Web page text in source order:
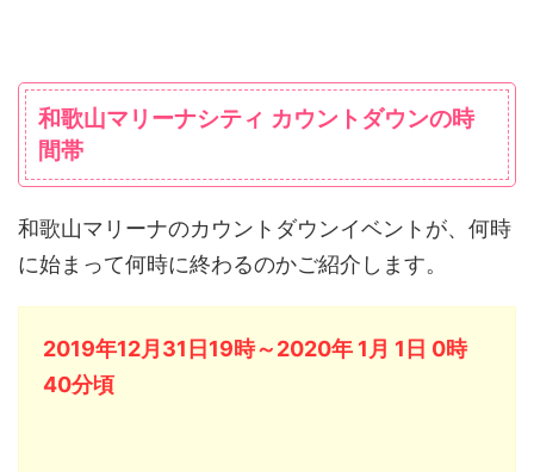
和歌山マリーナシティ カウントダウンの時
間帯
和歌山マリーナのカウントダウンイベントが、何時
に始まって何時に終わるのかご紹介します。
2019年12月31日19時～2020年 1月 1日 0時
40分頃